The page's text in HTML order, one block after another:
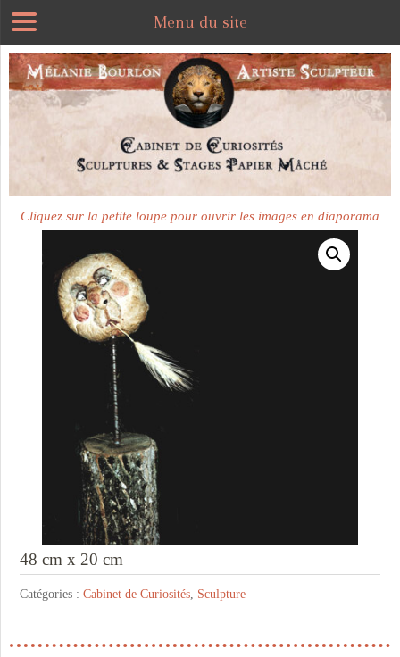
Plus disponible
Cliquez sur la petite loupe pour ouvrir les images en diaporama
48 cm x 20 cm
Catégories :Cabinet de Curiosités Sculpture
Menu du site